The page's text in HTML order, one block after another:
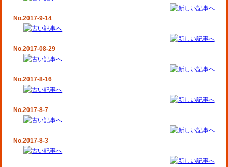
No.2017-9-14
No.2017-08-29
No.2017-8-16
No.2017-8-7
No.2017-8-3